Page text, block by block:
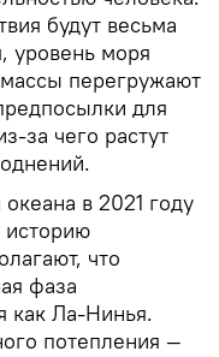
будут весьма
уровень моря
перегружают
для
за чего растут
в 2021 году
что
фаза
как Ла-Нинья.
потепления —